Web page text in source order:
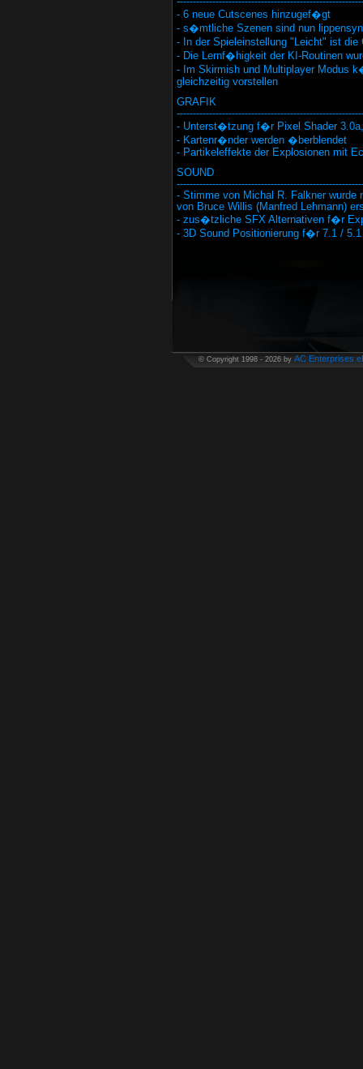
- 6 neue Cutscenes hinzugef�gt
- s�mtliche Szenen sind nun
- In der Spieleinstellung "Leicht" ist
- Die Lernf�higkeit der KI-Routinen
- Im Skirmish und Multiplayer Modus
gleichzeitig vorstellen
GRAFIK
- Unterst�tzung f�r Pixel Shader
- Kartenr�nder werden �berblendet
- Partikeleffekte der Explosionen mit
SOUND
- Stimme von Michal R. Falkner wurde
von Bruce Willis (Manfred Lehmann)
- zus�tzliche SFX Alternativen f�r
- 3D Sound Positionierung f�r 7.1 /
© Copyright 1998 - 2026 by AC Enterprises